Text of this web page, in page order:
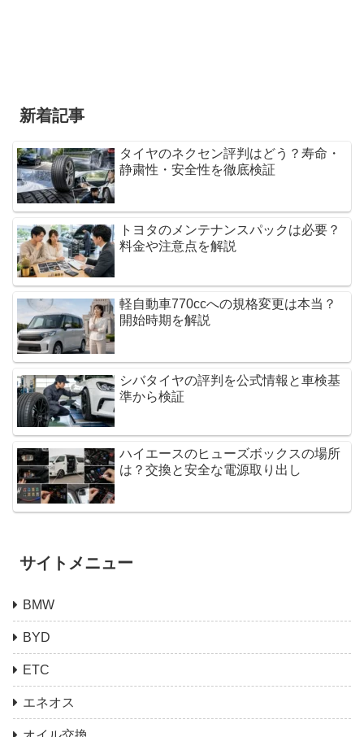
新着記事
タイヤのネクセン評判はどう？寿命・
静粛性・安全性を徹底検証
トヨタのメンテナンスパックは必要？
料金や注意点を解説
軽自動車770ccへの規格変更は本当？
開始時期を解説
シバタイヤの評判を公式情報と車検基
準から検証
ハイエースのヒューズボックスの場所
は？交換と安全な電源取り出し
サイトメニュー
BMW
BYD
ETC
エネオス